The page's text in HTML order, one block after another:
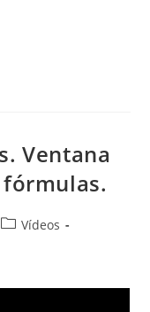
Ventana
Categoría
Vídeos